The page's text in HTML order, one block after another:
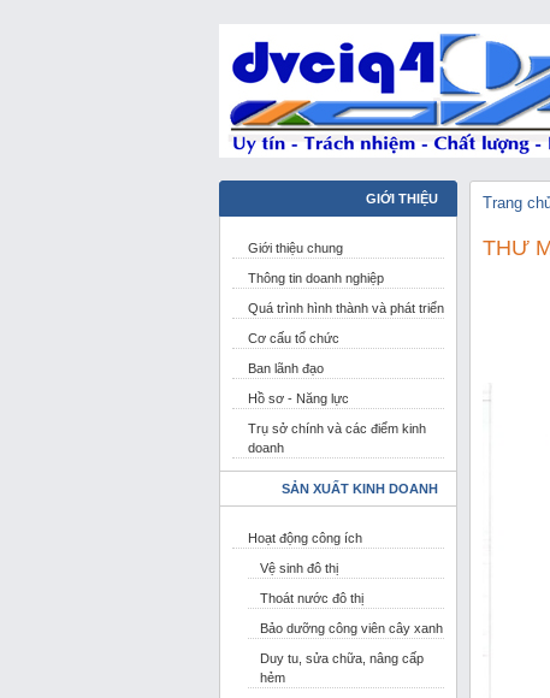
GIỚI THIỆU
Giới thiệu chung
Thông tin doanh nghiệp
Quá trình hình thành và phát triển
Cơ cấu tổ chức
Ban lãnh đạo
Hồ sơ - Năng lực
Trụ sở chính và các điểm kinh
doanh
SẢN XUẤT KINH DOANH
Hoạt động công ích
Vệ sinh đô thị
Thoát nước đô thị
Bảo dưỡng công viên cây xanh
Duy tu, sửa chữa, nâng cấp
hẻm
Trang
THƯ